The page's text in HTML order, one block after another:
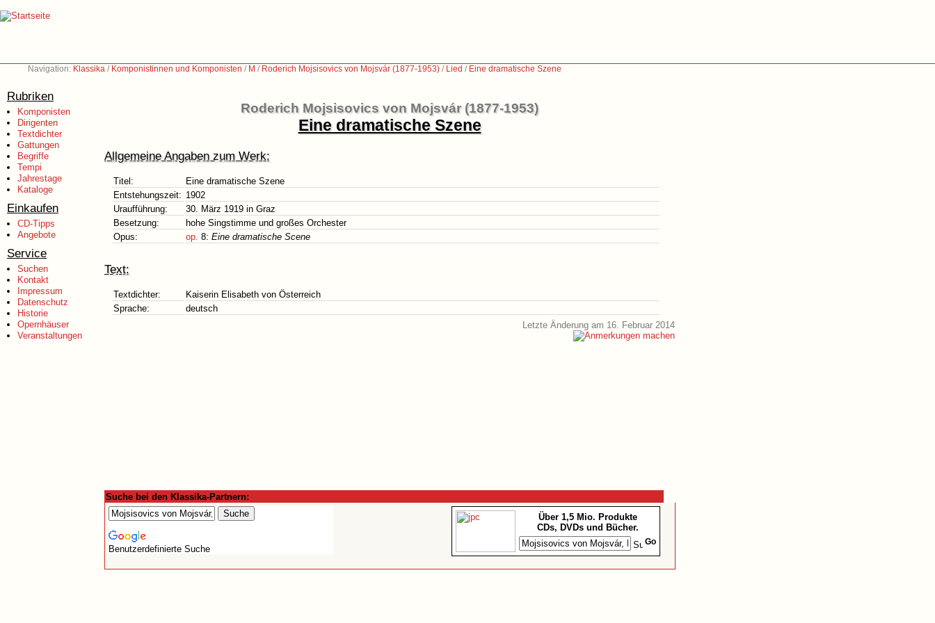
Navigation: Klassika / Komponistinnen und Komponisten / M / Roderich Mojsisovics von Mojsvár (1877-1953) / Lied / Eine dramatische Szene
Rubriken
Komponisten
Dirigenten
Textdichter
Gattungen
Begriffe
Tempi
Jahrestage
Kataloge
Einkaufen
CD-Tipps
Angebote
Service
Suchen
Kontakt
Impressum
Datenschutz
Historie
Opernhäuser
Veranstaltungen
Roderich Mojsisovics von Mojsvár (1877-1953)
Eine dramatische Szene
Allgemeine Angaben zum Werk:
Titel:
Eine dramatische Szene
Entstehungszeit: 1902
Uraufführung:
30. März 1919 in Graz
Besetzung:
hohe Singstimme und großes Orchester
Opus:
op. 8: Eine dramatische Scene
Text:
Textdichter:
Kaiserin Elisabeth von Österreich
Sprache:
deutsch
Letzte Änderung am 16. Februar 2014
Suche bei den Klassika-Partnern:
Benutzerdefinierte Suche
Über 1,5 Mio. Produkte
CDs, DVDs und Bücher.
Go